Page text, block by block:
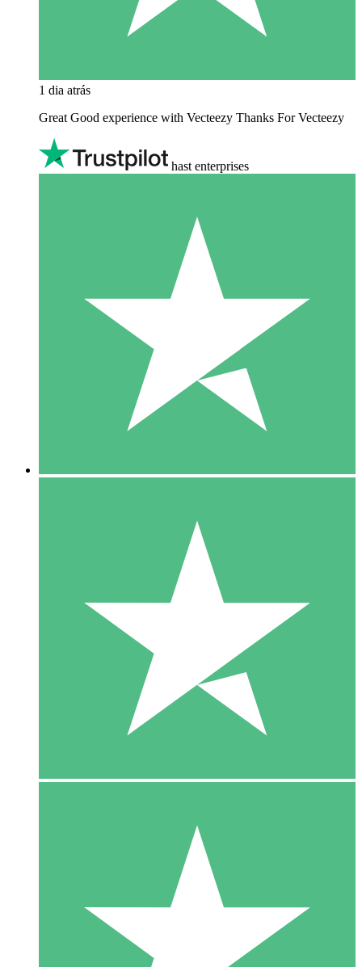
1 dia atrás
Great Good experience with Vecteezy Thanks For Vecteezy
hast enterprises